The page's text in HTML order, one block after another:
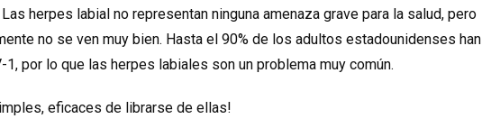
herpes labial no representan ninguna amenaza grave para la salud, pero
no se ven muy bien. Hasta el 90% de los adultos estadounidenses han
por lo que las herpes labiales son un problema muy común.
eficaces de librarse de ellas!